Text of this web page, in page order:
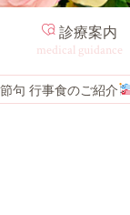
診療案内
medical guidance
句 行事食のご紹介